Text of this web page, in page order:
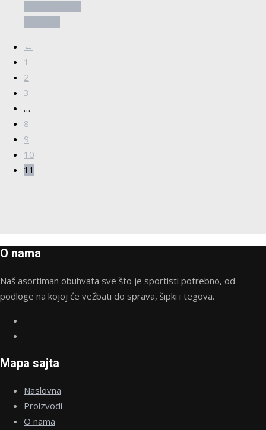
←
1
2
3
…
8
9
10
11
O nama
Naš asortiman obuhvata sve što je sportisti potrebno, od
podloge na kojoj će vežbati do sprava, šipki i tegova.
Mapa sajta
Naslovna
Proizvodi
O nama